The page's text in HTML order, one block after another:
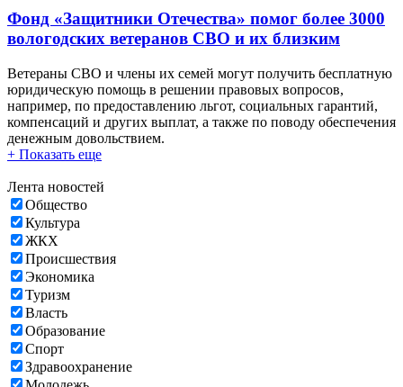
Фонд «Защитники Отечества» помог более 3000
вологодских ветеранов СВО и их близким
Ветераны СВО и члены их семей могут получить бесплатную
юридическую помощь в решении правовых вопросов,
например, по предоставлению льгот, социальных гарантий,
компенсаций и других выплат, а также по поводу обеспечения
денежным довольствием.
+ Показать еще
Лента новостей
Общество
Культура
ЖКХ
Происшествия
Экономика
Туризм
Власть
Образование
Спорт
Здравоохранение